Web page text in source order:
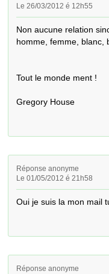
Le 26/03/2012 é 12h55
Non aucune relation
homme, femme, blanc,
Tout le monde ment !
Gregory House
Réponse anonyme
Le 01/05/2012 é 21h58
Oui je suis la mon mail
Réponse anonyme